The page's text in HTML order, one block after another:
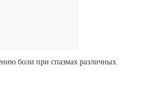
боли при спазмах различных